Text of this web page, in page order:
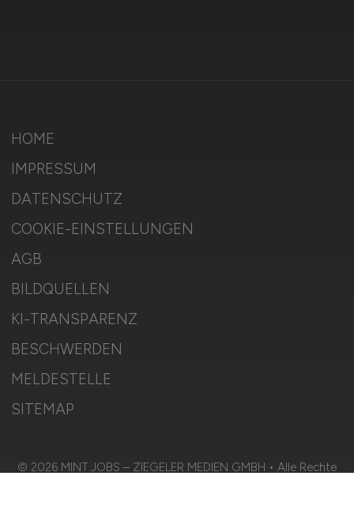
HOME
IMPRESSUM
DATENSCHUTZ
COOKIE-EINSTELLUNGEN
AGB
BILDQUELLEN
KI-TRANSPARENZ
BESCHWERDEN
MELDESTELLE
SITEMAP
© 2026 MINT.JOBS – ZIEGELER MEDIEN GMBH • Alle Rechte